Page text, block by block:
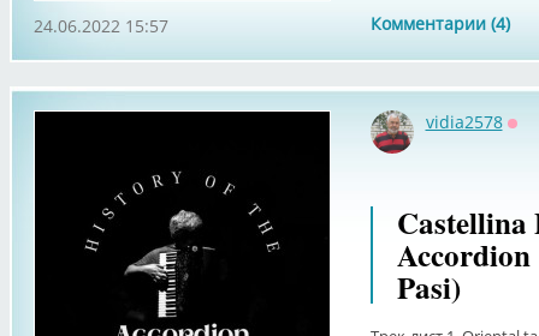
Комментарии (4)
24.06.2022 15:57
vidia2578
Castellina
Pasi)